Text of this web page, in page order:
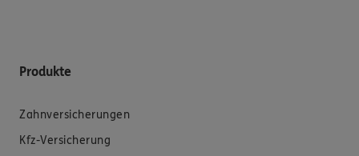
Produkte
Zahnversicherungen
Kfz-Versicherung